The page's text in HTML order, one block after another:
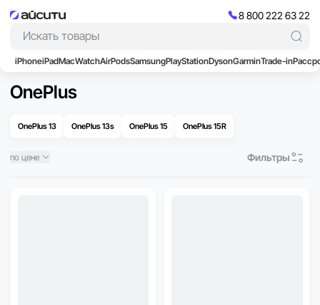
8 800 222 63 22
iPhoneiPadMacWatchAirPodsSamsungPlayStationDysonGarminTrade-in
OnePlus
OnePlus 13 OnePlus 13s OnePlus 15 OnePlus 15R
по цене Фильтры